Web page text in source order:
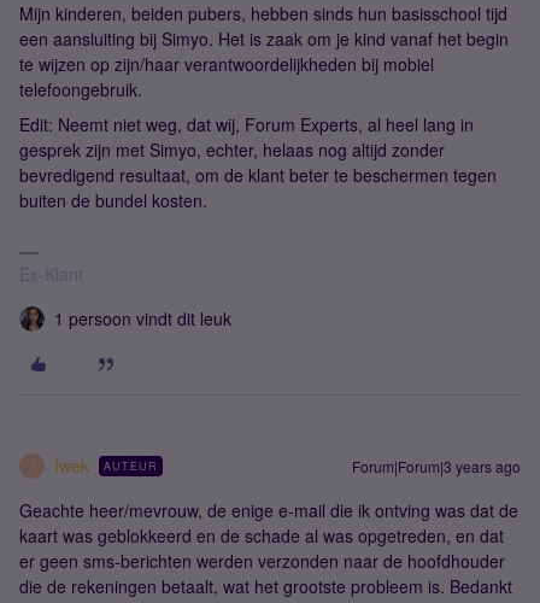
Mijn kinderen, beiden pubers, hebben sinds hun basisschool tijd
een aansluiting bij Simyo. Het is zaak om je kind vanaf het begin
te wijzen op zijn/haar verantwoordelijkheden bij mobiel
telefoongebruik.
Edit: Neemt niet weg, dat wij, Forum Experts, al heel lang in
gesprek zijn met Simyo, echter, helaas nog altijd zonder
bevredigend resultaat, om de klant beter te beschermen tegen
buiten de bundel kosten.
Ex-Klant
1 persoon vindt dit leuk
Iwek AUTEUR Forum|Forum|3 years ago
Geachte heer/mevrouw, de enige e-mail die ik ontving was dat de
kaart was geblokkeerd en de schade al was opgetreden, en dat
er geen sms-berichten werden verzonden naar de hoofdhouder
die de rekeningen betaalt, wat het grootste probleem is. Bedankt